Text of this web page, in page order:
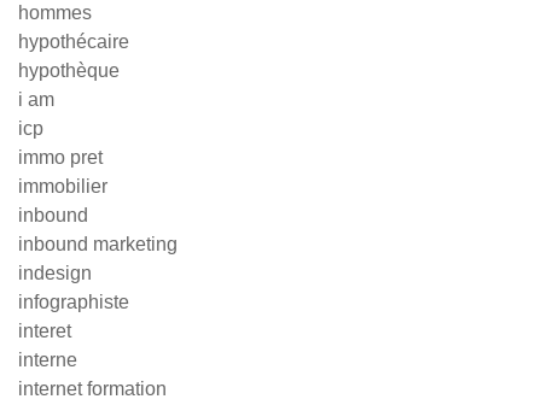
hommes
hypothécaire
hypothèque
i am
icp
immo pret
immobilier
inbound
inbound marketing
indesign
infographiste
interet
interne
internet formation